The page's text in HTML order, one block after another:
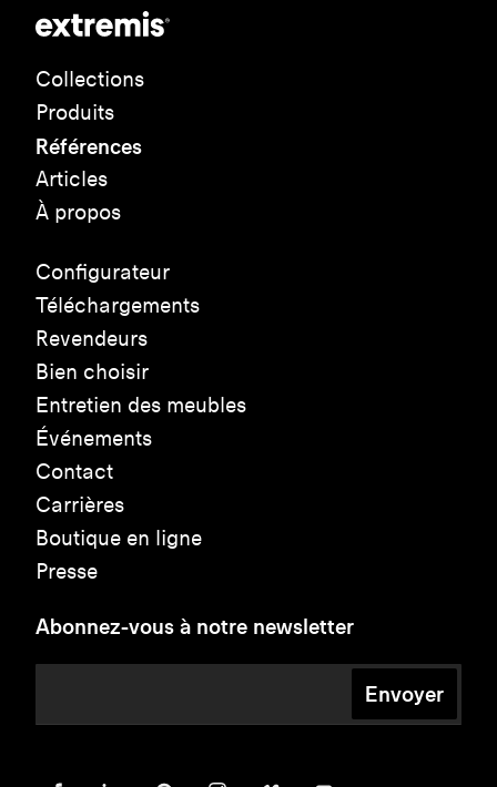
Collections
Produits
Références
Articles
À propos
Configurateur
Téléchargements
Revendeurs
Bien choisir
Entretien des meubles
Événements
Contact
Carrières
Boutique en ligne
Presse
Abonnez-vous à notre newsletter
Envoyer